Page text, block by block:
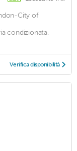
City of
condizionata,
Verifica disponibilità